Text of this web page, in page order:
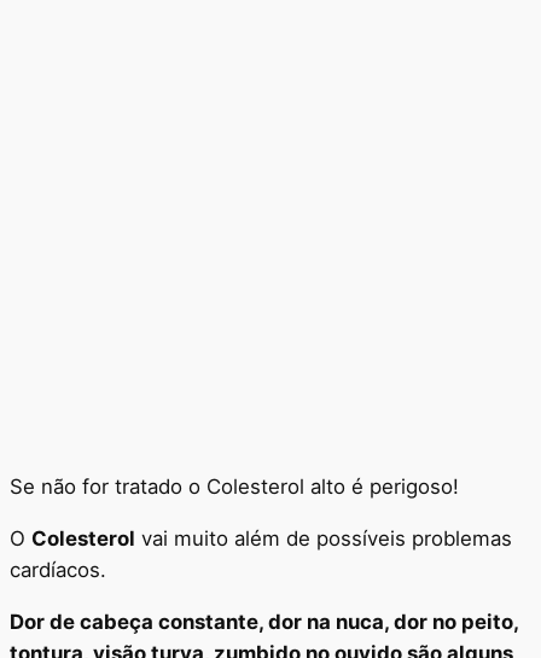
Se não for tratado o Colesterol alto é perigoso!
O Colesterol vai muito além de possíveis problemas
cardíacos.
Dor de cabeça constante, dor na nuca, dor no peito,
tontura, visão turva, zumbido no ouvido são alguns